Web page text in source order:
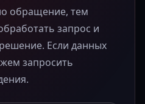
обращение, тем
запрос и
Если данных
запросить